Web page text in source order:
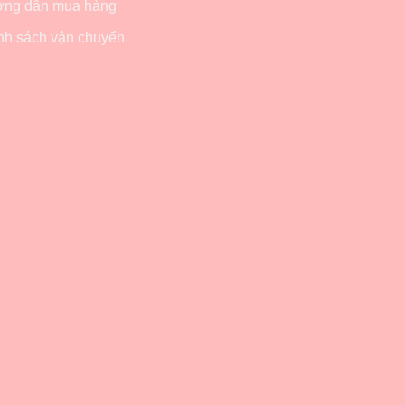
dẫn mua hàng
sách vận chuyển